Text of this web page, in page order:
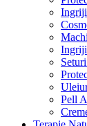
Pell